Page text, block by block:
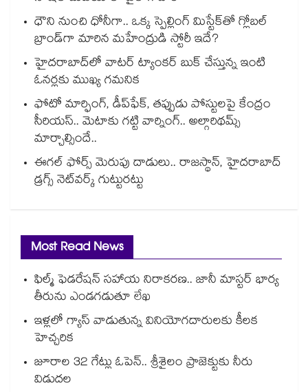
ధౌని నుంచి ధోనీగా.. ఒక్క స్పెల్లింగ్ మిస్టేక్‌తో గ్లోబల్
బ్రాండ్‌గా మారిన మహేంద్రుడి స్టోరీ ఇదే?
హైదరాబాద్⁪లో వాటర్ ట్యాంకర్ బుక్ చేస్తున్న ఇంటి
ఓనర్లకు ముఖ్య గమనిక
ఫోటో మార్ఫింగ్, డీప్‌ఫేక్‌, తప్పుడు పోస్టులపై కేంద్రం
సీరియస్.. మెటాకు గట్టి వార్నింగ్.. అల్గారిథమ్స్
మార్చాల్సిందే..
ఈగల్ ఫోర్స్ మెరుపు దాడులు.. రాజస్థాన్, హైదరాబాద్‌
డ్రగ్స్‌ నెట్‌వర్క్‌ గుట్టురట్టు
Most Read News
ఫిల్మ్ ఫెడరేషన్ సహాయ నిరాకరణ.. జానీ మాస్టర్ భార్య
తీరును ఎండగడుతూ లేఖ
ఇళ్లలో గ్యాస్ వాడుతున్న వినియోగదారులకు కీలక
హెచ్చరిక
జూరాల 32 గేట్లు ఓపెన్.. శ్రీశైలం ప్రాజెక్టుకు నీరు
విడుదల